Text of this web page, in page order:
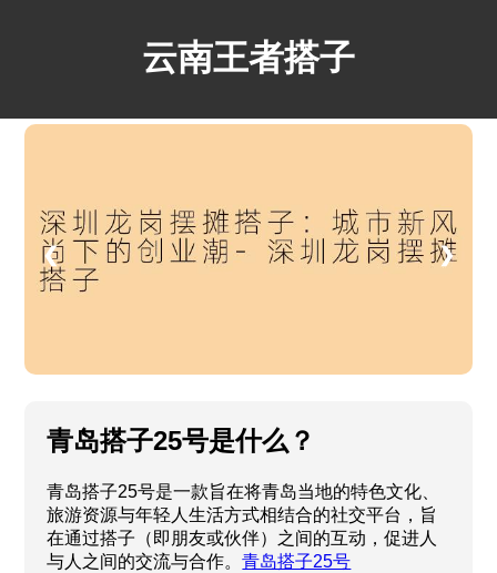
云南王者搭子
❮ ❯
青岛搭子25号是什么？
青岛搭子25号是一款旨在将青岛当地的特色文化、
旅游资源与年轻人生活方式相结合的社交平台，旨
在通过搭子（即朋友或伙伴）之间的互动，促进人
与人之间的交流与合作。青岛搭子25号